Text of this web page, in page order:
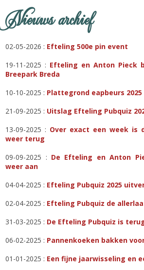
Nieuws archief
02-05-2026 : Efteling 500e pin event
19-11-2025 : Efteling en Anton Pieck
Breepark Breda
10-10-2025 : Plattegrond eapbeurs 2025
21-09-2025 : Uitslag Efteling Pubquiz
13-09-2025 : Over exact een week is
weer terug
09-09-2025 : De Efteling en Anton
weer aan
04-04-2025 : Efteling Pubquiz 2025
02-04-2025 : Efteling Pubquiz de
31-03-2025 : De Efteling Pubquiz is
06-02-2025 : Pannenkoeken bakken
01-01-2025 : Een fijne jaarwisseling en